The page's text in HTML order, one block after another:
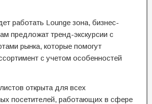
работать Lounge зона, бизнес-
предложат тренд-экскурсии с
рынка, которые помогут
с учетом особенностей
открыта для всех
посетителей, работающих в сфере